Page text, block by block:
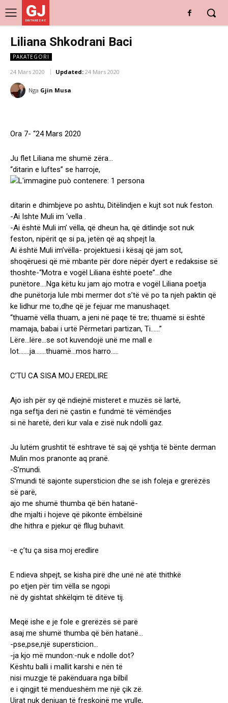
GJ
DRITARE E RE
Liliana Shkodrani Baci
PAKATEGORI
24 Mars 2020 Updated: 24 Mars 2020
Nga Gjin Musa
Ora 7- “24 Mars 2020
Ju flet Liliana me shumë zëra…
“ditarin e luftes” se harroje,
ditarin e dhimbjeve po ashtu, Ditëlindjen e kujt sot nuk feston.
-Ai Ishte Muli im ‘vella .
-Ai është Muli im’ vëlla, që dheun ha, që ditlindje sot nuk
feston, nipërit qe si pa, jetën që aq shpejt la.
Ai është Muli im’vëlla- projektuesi i kësaj që jam sot,
shoqëruesi që më mbante për dore nëpër dyert e redaksise së
thoshte-“Motra e vogël Liliana është poete”…dhe
punëtore….Nga këtu ku jam ajo motra e vogël Liliana poetja
dhe punëtorja lule mbi mermer dot s’të vë po ta njeh paktin që
ke lidhur me to,dhe që je fejuar me manushaqet.
“thuamë vëlla thuam, a jeni në paqe të tre; thuamë si është
mamaja, babai i urtë Përmetari partizan, Ti……”
Lëre…lëre…se sot kuvendojë unë me mall e
lot…….ja…….thuamë…mos harro…..
C’TU CA SISA MOJ EREDLIRE
Ajo ish për sy që ndiejnë misteret e muzës së lartë,
nga seftja deri në çastin e fundmë të vëmëndjes
si në haretë, deri kur vala e zisë nuk ndolli gaz.
Ju lutëm grushtit të eshtrave të saj që yshtja të bënte derman
Mulin mos pranonte aq pranë.
-S’mundi.
S’mundi të sajonte supersticion dhe se ish foleja e grerëzës
së parë,
ajo me shumë thumba që bën hatanë-
dhe mjalti i hojeve që pikonte ëmbëlsinë
dhe hithra e pjekur që fllug buhavit.
-e ç’tu ça sisa moj eredlire
E ndieva shpejt, se kisha pirë dhe unë në atë thithkë
po etjen për tim vëlla se ngopi
në dy gishtat shkëlqim të ditëve tij.
Meqë ishe e je fole e grerëzës së parë
asaj me shumë thumba që bën hatanë…
-pse,pse,një supersticion…
-ja kjo më mundon:-nuk e ndolle dot?
Kështu balli i mallit karshi e nën të
nisi muzgje të pakënduara nga bilbil
e i qingjit të mendueshëm me një çik zë.
Ujrat nuk denjuan të freskojnë me vrulle,